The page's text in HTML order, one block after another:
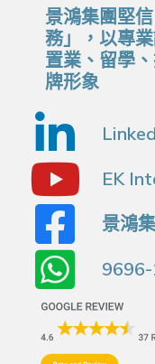
景鴻集團堅
務」，以專
置業、留學
牌形象
EK
景鴻